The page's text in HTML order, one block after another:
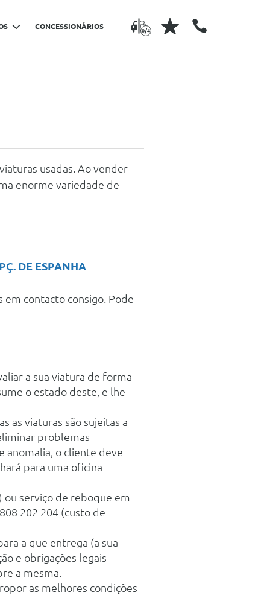
0/4
CONCESSIONÁRIOS
usadas. Ao vender
enorme variedade de
PÇ. DE ESPANHA
em contacto consigo. Pode
a sua viatura de forma
o estado deste, e lhe
as viaturas são sujeitas a
problemas
anomalia, o cliente deve
para uma oficina
ou serviço de reboque em
202 204 (custo de
a que entrega (a sua
e obrigações legais
a mesma.
as melhores condições